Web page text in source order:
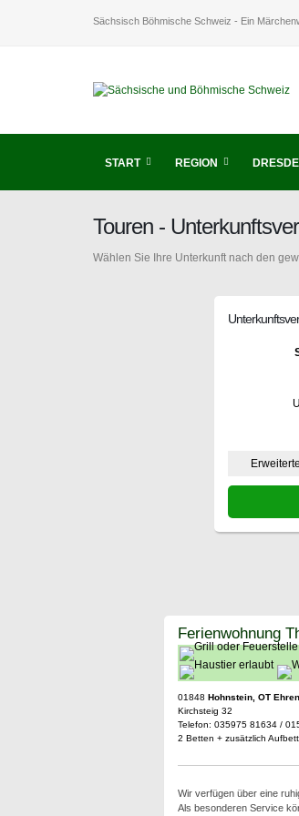
Sächsisch Böhmische Schweiz - Ein
START REGION
Touren -
Wählen Sie Ihre Unterkunft nach den
Ferienwohnung
01848 Hohnstein, OT
Kirchsteig 32
Telefon: 035975 81634 /
2 Betten + zusätzlich
Wir verfügen über eine
Als besonderen Service